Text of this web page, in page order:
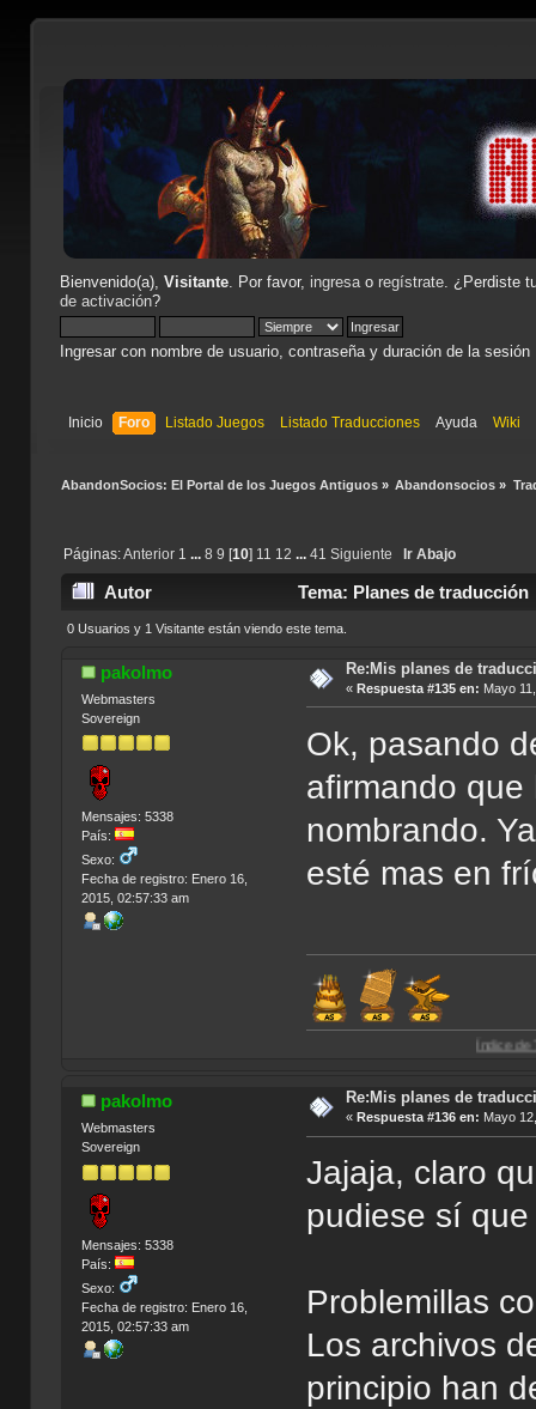
Bienvenido(a), Visitante. Por favor, ingresao regístrate. ¿Perdiste
de activación?
Ingresar con nombre de usuario, contraseña y duración de la sesión
Inicio Foro Listado Juegos Listado Traducciones Ayuda Wiki
AbandonSocios: El Portal de los Juegos Antiguos» Abandonsocios »
Páginas:Anterior 1 ... 8 9 [10] 11 12 ... 41 Siguiente Ir Abajo
Autor Tema: Planes de
0 Usuarios y 1 Visitante están viendo este tema.
pakolmo
Webmasters
Sovereign
Mensajes: 5338
País:
Sexo:
Fecha de registro: Enero 16,
2015, 02:57:33 am
Re:Mis planes de
« Respuesta #135 en: Mayo
Ok, pasando
afirmando
nombrando.
esté mas en
Índice de Traducciones
pakolmo
Webmasters
Sovereign
Mensajes: 5338
País:
Sexo:
Fecha de registro: Enero 16,
2015, 02:57:33 am
Re:Mis planes de
« Respuesta #136 en: Mayo
Jajaja, claro
pudiese sí
Problemillas
Los archivos
principio han